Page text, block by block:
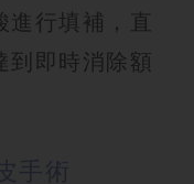
行填補，直
到即時消除額